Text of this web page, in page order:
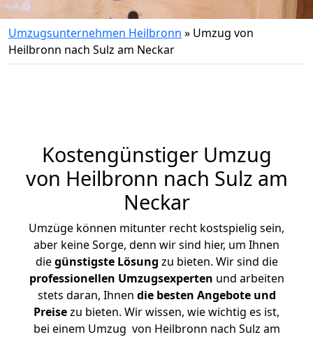
Umzugsunternehmen Heilbronn » Umzug von
Heilbronn nach Sulz am Neckar
Kostengünstiger Umzug
von Heilbronn nach Sulz am
Neckar
Umzüge können mitunter recht kostspielig sein,
aber keine Sorge, denn wir sind hier, um Ihnen
diegünstigste Lösung zu bieten. Wir sind die
professionellen Umzugsexperten und arbeiten
stets daran, Ihnen die besten Angebote und
Preisezu bieten. Wir wissen, wie wichtig es ist,
bei einem Umzug von Heilbronn nach Sulz am